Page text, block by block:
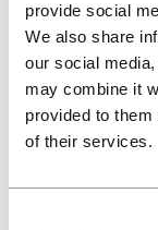
provide social
We also share
our social
may combine it
provided to
of their services.